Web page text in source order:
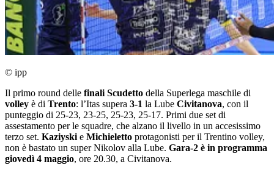
© ipp
Il primo round delle finali Scudetto della Superlega maschile di
volley è di Trento: l’Itas supera 3-1 la Lube Civitanova, con il
punteggio di 25-23, 23-25, 25-23, 25-17. Primi due set di
assestamento per le squadre, che alzano il livello in un accesissimo
terzo set. Kaziyski e Michieletto protagonisti per il Trentino volley,
non è bastato un super Nikolov alla Lube. Gara-2 è in programma
giovedì 4 maggio, ore 20.30, a Civitanova.